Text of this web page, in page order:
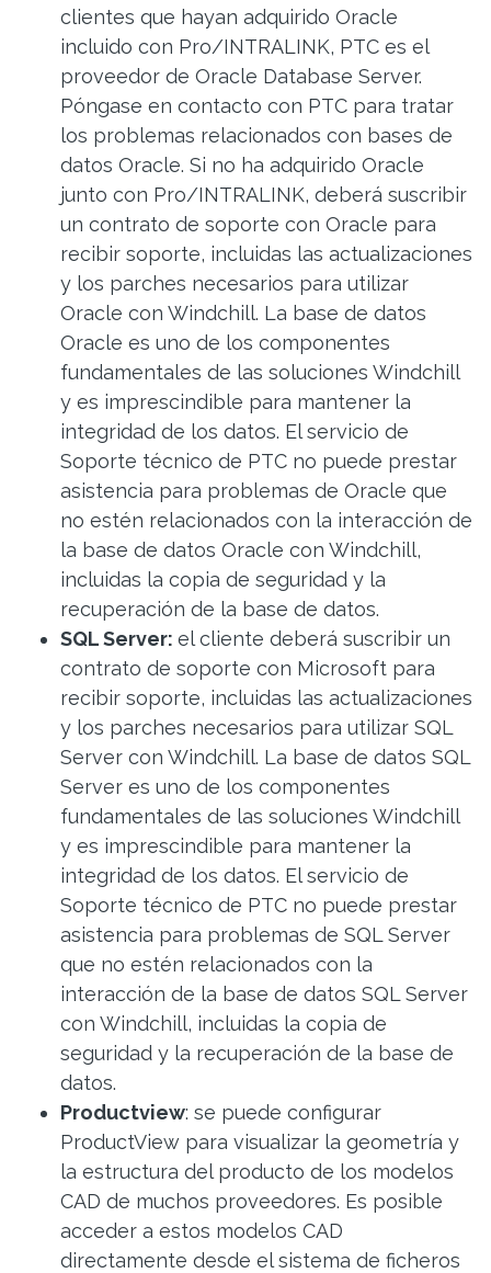
clientes que hayan adquirido Oracle
incluido con Pro/INTRALINK, PTC es el
proveedor de Oracle Database Server.
Póngase en contacto con PTC para tratar
los problemas relacionados con bases de
datos Oracle. Si no ha adquirido Oracle
junto con Pro/INTRALINK, deberá suscribir
un contrato de soporte con Oracle para
recibir soporte, incluidas las actualizaciones
y los parches necesarios para utilizar
Oracle con Windchill. La base de datos
Oracle es uno de los componentes
fundamentales de las soluciones Windchill
y es imprescindible para mantener la
integridad de los datos. El servicio de
Soporte técnico de PTC no puede prestar
asistencia para problemas de Oracle que
no estén relacionados con la interacción de
la base de datos Oracle con Windchill,
incluidas la copia de seguridad y la
recuperación de la base de datos.
SQL Server: el cliente deberá suscribir un
contrato de soporte con Microsoft para
recibir soporte, incluidas las actualizaciones
y los parches necesarios para utilizar SQL
Server con Windchill. La base de datos SQL
Server es uno de los componentes
fundamentales de las soluciones Windchill
y es imprescindible para mantener la
integridad de los datos. El servicio de
Soporte técnico de PTC no puede prestar
asistencia para problemas de SQL Server
que no estén relacionados con la
interacción de la base de datos SQL Server
con Windchill, incluidas la copia de
seguridad y la recuperación de la base de
datos.
Productview: se puede configurar
ProductView para visualizar la geometría y
la estructura del producto de los modelos
CAD de muchos proveedores. Es posible
acceder a estos modelos CAD
directamente desde el sistema de ficheros